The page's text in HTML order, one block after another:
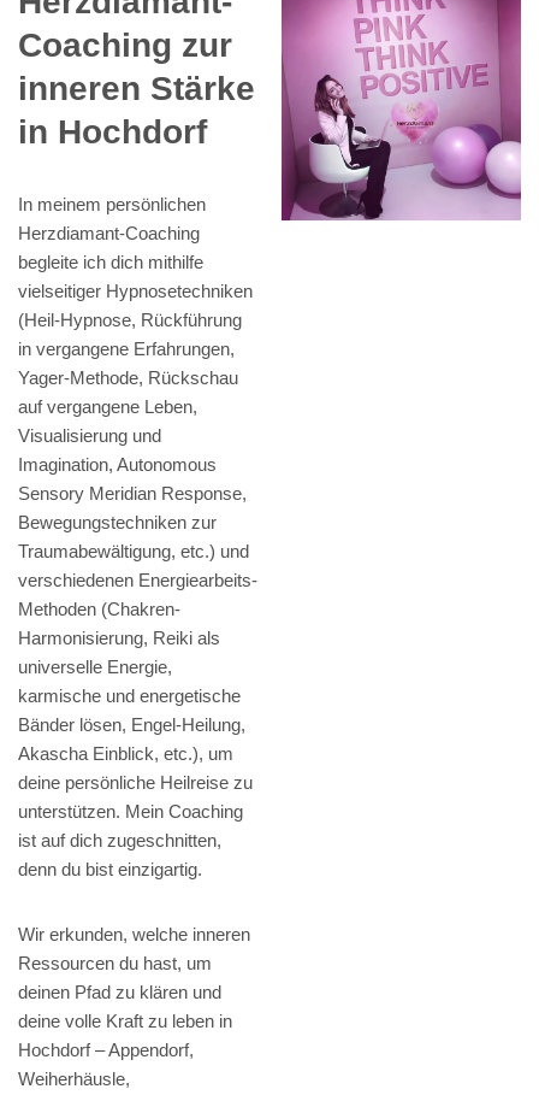
Coaching zur
inneren Stärke
in Hochdorf
In meinem persönlichen
Herzdiamant-Coaching
begleite ich dich mithilfe
vielseitiger Hypnosetechniken
(Heil-Hypnose, Rückführung
in vergangene Erfahrungen,
Yager-Methode, Rückschau
auf vergangene Leben,
Visualisierung und
Imagination, Autonomous
Sensory Meridian Response,
Bewegungstechniken zur
Traumabewältigung, etc.) und
verschiedenen Energiearbeits-
Methoden (Chakren-
Harmonisierung, Reiki als
universelle Energie,
karmische und energetische
Bänder lösen, Engel-Heilung,
Akascha Einblick, etc.), um
deine persönliche Heilreise zu
unterstützen. Mein Coaching
ist auf dich zugeschnitten,
denn du bist einzigartig.
Wir erkunden, welche inneren
Ressourcen du hast, um
deinen Pfad zu klären und
deine volle Kraft zu leben in
Hochdorf – Appendorf,
Weiherhäusle,